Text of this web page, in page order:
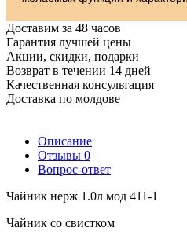
Доставим за 48 часов
Гарантия лучшей цены
Акции, скидки, подарки
Возврат в течении 14 дней
Качественная консультация
Доставка по молдове
Описание
Отзывы 0
Вопрос-ответ
Чайник нерж 1.0л мод 411-1
Чайник со свистком